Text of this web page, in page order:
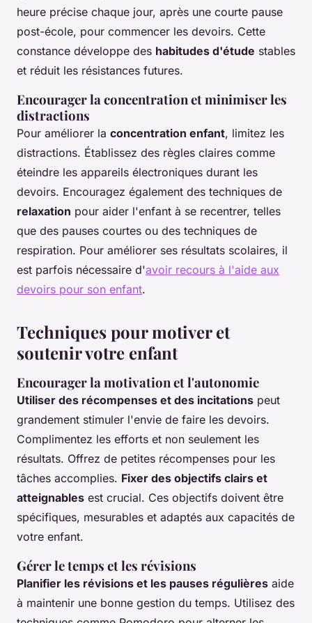
heure précise chaque jour, après une courte pause
post-école, pour commencer les devoirs. Cette
constance développe des habitudes d'étude stables
et réduit les résistances futures.
Encourager la concentration et minimiser les
distractions
Pour améliorer la concentration enfant, limitez les
distractions. Établissez des règles claires comme
éteindre les appareils électroniques durant les
devoirs. Encouragez également des techniques de
relaxation pour aider l'enfant à se recentrer, telles
que des pauses courtes ou des techniques de
respiration. Pour améliorer ses résultats scolaires, il
est parfois nécessaire d'avoir recours à l'aide aux
devoirs pour son enfant.
Techniques pour motiver et
soutenir votre enfant
Encourager la motivation et l'autonomie
Utiliser des récompenses et des incitations peut
grandement stimuler l'envie de faire les devoirs.
Complimentez les efforts et non seulement les
résultats. Offrez de petites récompenses pour les
tâches accomplies. Fixer des objectifs clairs et
atteignables est crucial. Ces objectifs doivent être
spécifiques, mesurables et adaptés aux capacités de
votre enfant.
Gérer le temps et les révisions
Planifier les révisions et les pauses régulières aide
à maintenir une bonne gestion du temps. Utilisez des